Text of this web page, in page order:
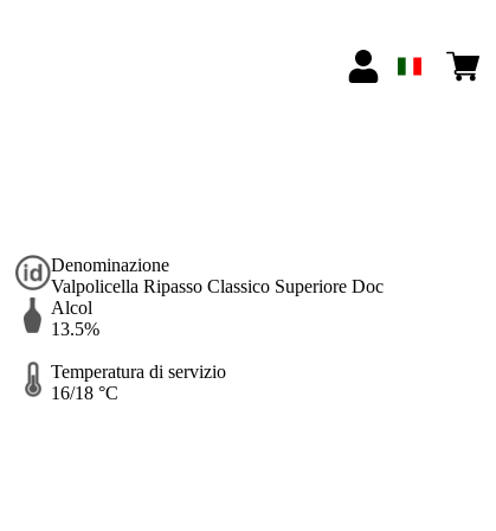
Denominazione
Valpolicella Ripasso Classico Superiore Doc
Alcol
13.5%
Temperatura di servizio
16/18 °C